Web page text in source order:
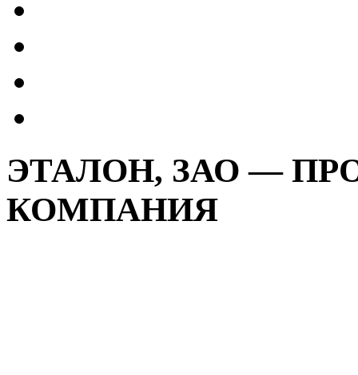
ЭТАЛОН, ЗАО —
КОМПАНИЯ